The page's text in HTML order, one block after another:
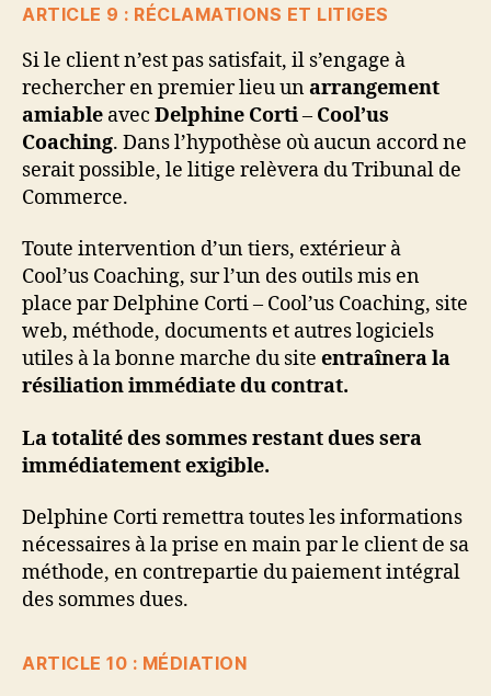
ARTICLE 9 : RÉCLAMATIONS ET LITIGES
Si le client n’est pas satisfait, il s’engage à
rechercher en premier lieu unarrangement
amiable avec Delphine Corti– Cool’us
Coaching. Dans l’hypothèse où aucun accord ne
serait possible, le litige relèvera du Tribunal de
Commerce.
Toute intervention d’un tiers, extérieur à
Cool’us Coaching, sur l’un des outils mis en
place par Delphine Corti – Cool’us Coaching, site
web, méthode, documents et autres logiciels
utiles à la bonne marche du site entraînera la
résiliation immédiate du contrat.
La totalité des sommes restant dues sera
immédiatement exigible.
Delphine Corti remettra toutes les informations
nécessaires à la prise en main par le client de sa
méthode, en contrepartie du paiement intégral
des sommes dues.
ARTICLE 10 : MÉDIATION